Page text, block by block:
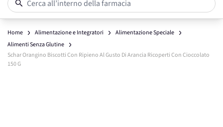
Cerca all’interno della farmacia
Home Alimentazione e Integratori
Alimentazione Speciale
Alimenti Senza Glutine
Schar Orangino Biscotti Con Ripieno Al Gusto Di Arancia Ricoperti Con Cioccolato
150 G